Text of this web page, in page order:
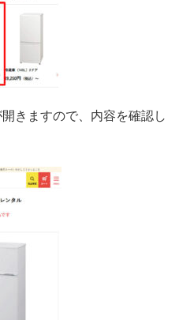
きますので、内容を確認し